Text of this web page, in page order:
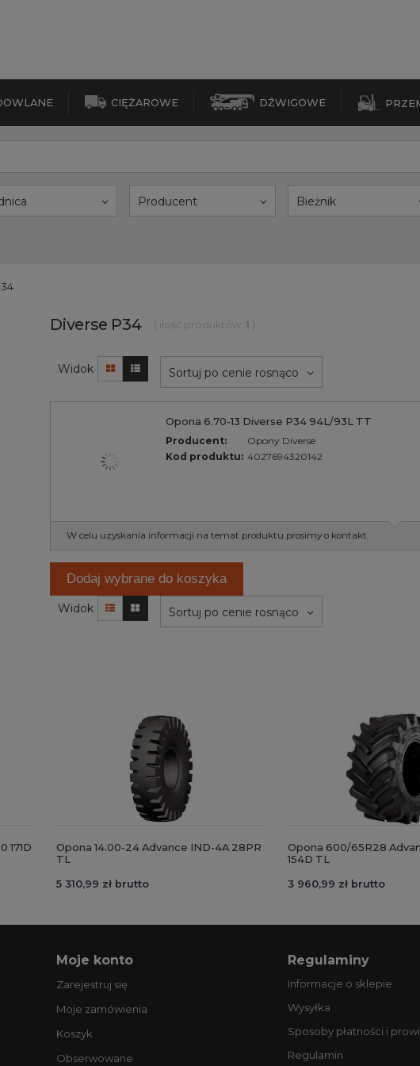
CIĘŻAROWE DŹWIGOWE
Producent Bieżnik
Diverse P34 ( ilość produktów: 1 )
Widok Sortuj po cenie rosnąco
Opona 6.70-13 Diverse P34 94L/93L TT
Producent:
Opony Diverse
Kod produktu: 4027694320142
W celu uzyskania informacji na temat produktu prosimy o kontakt.
Dodaj wybrane do koszyka
Widok Sortuj po cenie rosnąco
171D
Opona 14.00-24 Advance IND-4A 28PR
TL
5 310,99 zł brutto
Opona 600/65R28
154D TL
3 960,99 zł brutto
Moje konto
Zarejestruj się
Moje zamówienia
Koszyk
Obserwowane
Regulaminy
Informacje o sklepie
Wysyłka
Sposoby płatności i
Regulamin